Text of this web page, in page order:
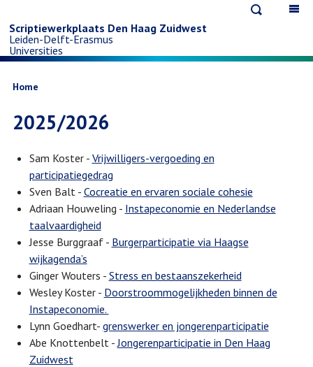
en
naar
inhoud
Scriptiewerkplaats Den Haag Zuidwest
Leiden-Delft-Erasmus
Universities
Kruimelpad
Home
2025/2026
Sam Koster - Vrijwilligers-vergoeding en
participatiegedrag
Sven Balt - Cocreatie en ervaren sociale cohesie
Adriaan Houweling - Instapeconomie en Nederlandse
taalvaardigheid
Jesse Burggraaf - Burgerparticipatie via Haagse
wijkagenda’s
Ginger Wouters - Stress en bestaanszekerheid
Wesley Koster - Doorstroommogelijkheden binnen de
Instapeconomie.
Lynn Goedhart- grenswerker en jongerenparticipatie
Abe Knottenbelt -Jongerenparticipatie in Den Haag
Zuidwest